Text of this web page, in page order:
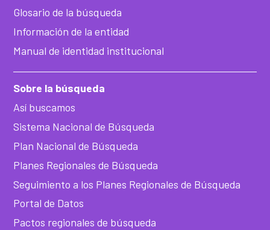
Glosario de la búsqueda
Información de la entidad
Manual de identidad institucional
Sobre la búsqueda
Así buscamos
Sistema Nacional de Búsqueda
Plan Nacional de Búsqueda
Planes Regionales de Búsqueda
Seguimiento a los Planes Regionales de Búsqueda
Portal de Datos
Pactos regionales de búsqueda